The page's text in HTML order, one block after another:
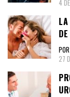
4
27